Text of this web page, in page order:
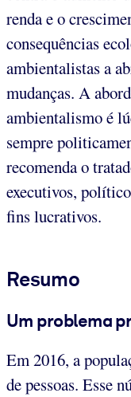
renda e o
consequências
ambientalistas a
mudanças. A
ambientalismo é
sempre
recomenda o
executivos,
fins lucrativos.
Resumo
Um problema
Em 2016, a
de pessoas. Esse